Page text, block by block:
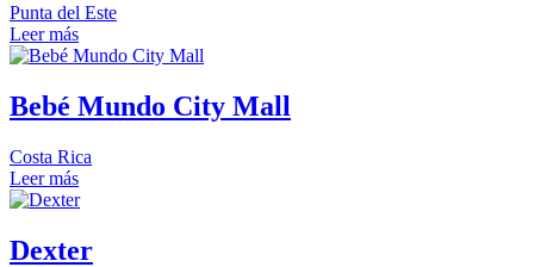
Punta del Este
Leer más
Bebé Mundo City Mall
Costa Rica
Leer más
Dexter